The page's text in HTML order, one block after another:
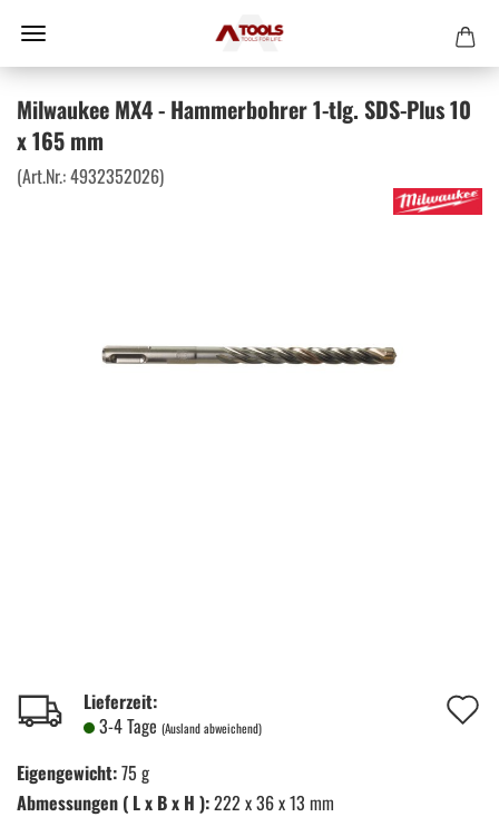
Milwaukee MX4 - Hammerbohrer 1-tlg. SDS-Plus 10
x 165 mm
(Art.Nr.:4932352026)
Lieferzeit:
3-4 Tage (Ausland abweichend)
Eigengewicht:75 g
Abmessungen ( L x B x H ):222 x 36 x 13 mm